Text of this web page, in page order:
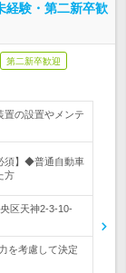
経験・第二新卒歓
第二新卒歓迎
置の設置やメンテ
須】◆普通自動車
方
区天神2-3-10-
を考慮して決定